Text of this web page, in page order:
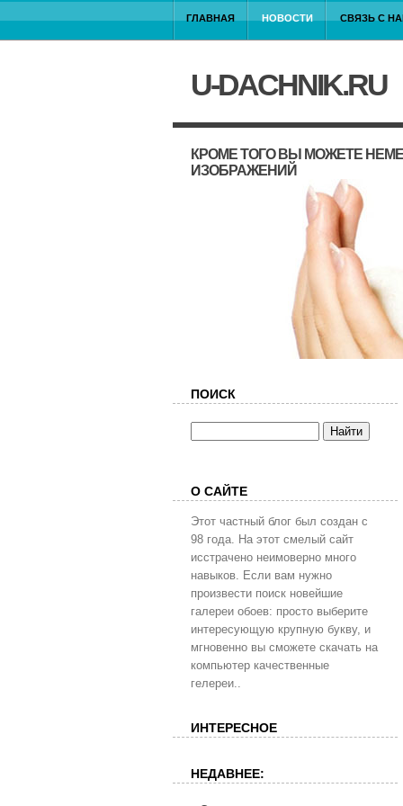
ГЛАВНАЯ НОВОСТИ СВЯЗЬ С
U-DACHNIK.RU
КРОМЕ ТОГО ВЫ МОЖЕТЕ
ИЗОБРАЖЕНИЙ
ПОИСК
О САЙТЕ
Этот частный блог был создан с
98 года. На этот смелый сайт
исстрачено неимоверно много
навыков. Если вам нужно
произвести поиск новейшие
галереи обоев: просто выберите
интересующую крупную букву, и
мгновенно вы сможете скачать на
компьютер качественные
гелереи..
ИНТЕРЕСНОЕ
НЕДАВНЕЕ: